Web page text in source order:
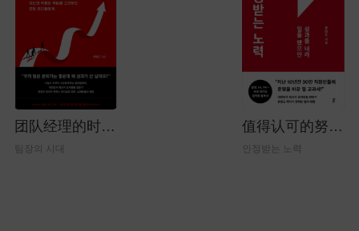
团队经理的时
代：献给所有思
팀장의 시대
值得认可的努
力：做事就要有
인정받는 노력